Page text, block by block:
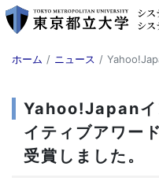
ホーム ニュース
Yahoo!Japanイ
イティブアワー
受賞しました。